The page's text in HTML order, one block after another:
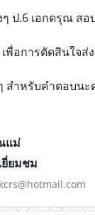
ป.6 เอกดรุณ สอ
พื่อการตัดสินใจส่
ำหรับคำตอบนะ
แม่
ยี่ยมชม